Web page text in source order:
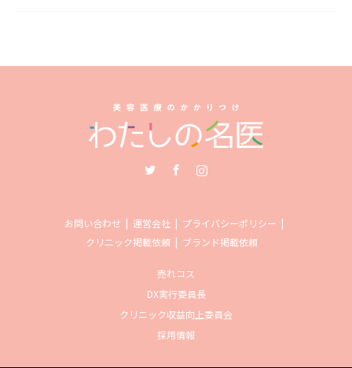
お問い合わせ 運営会社
プライバシーポリシー
クリニック掲載依頼
ブランド掲載依頼
売れコス
DX実行委員長
クリニック収益向上委員会
採用情報